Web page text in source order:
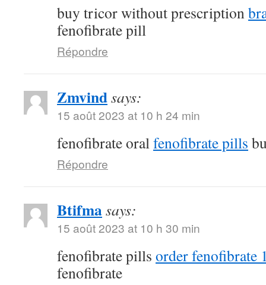
buy tricor without prescription
fenofibrate pill
Répondre
Zmvindsays:
15 août 2023 at 10 h 24 min
fenofibrate oralfenofibrate pills
Répondre
Btifmasays:
15 août 2023 at 10 h 30 min
fenofibrate pills order fenofibrate
fenofibrate